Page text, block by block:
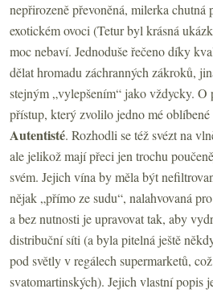
nepřirozeně převoněná, milerka chutná
exotickém ovoci (Tetur byl krásná
moc nebaví. Jednoduše řečeno díky
dělat hromadu záchranných zákroků,
stejným „vylepšením“ jako vždycky. O
přístup, který zvolilo jedno mé
Autentisté. Rozhodli se též svézt na
ale jelikož mají přeci jen trochu
svém. Jejich vína by měla být
nějak „přímo ze sudu“, nalahvovaná
a bez nutnosti je upravovat tak, aby
distribuční síti (a byla pitelná ještě
pod světly v regálech supermarketů,
svatomartinských). Jejich vlastní popis